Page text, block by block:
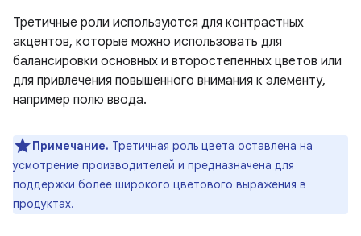
Третичные роли используются для контрастных
акцентов, которые можно использовать для
балансировки основных и второстепенных цветов или
для привлечения повышенного внимания к элементу,
например полю ввода.
Примечание. Третичная роль цвета оставлена ​​на
усмотрение производителей и предназначена для
поддержки более широкого цветового выражения в
продуктах.